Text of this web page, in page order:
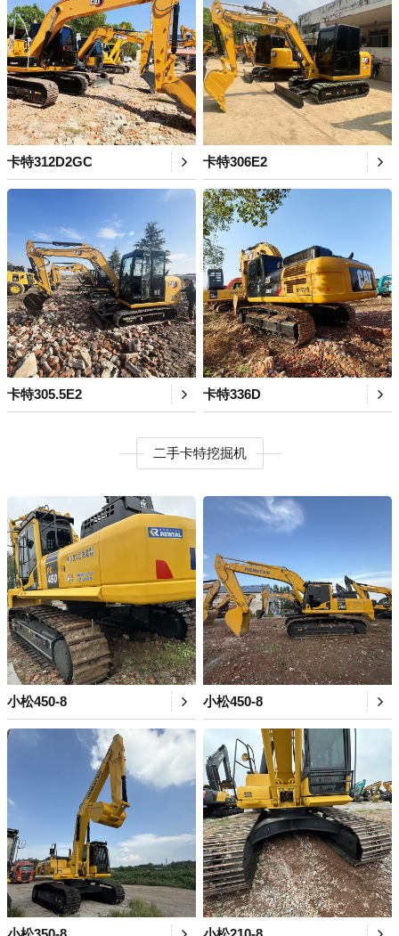
卡特312D2GC 卡特306E2
卡特305.5E2 卡特336D
二手卡特挖掘机
小松450-8 小松450-8